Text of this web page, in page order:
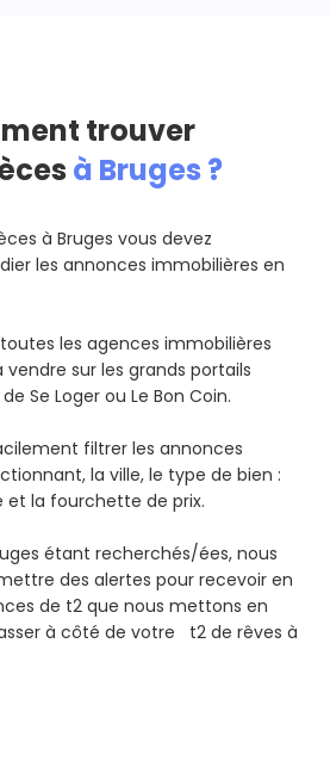
trouver
à Bruges ?
à Bruges vous devez
les annonces immobilières en
les agences immobilières
sur les grands portails
Se Loger ou Le Bon Coin.
filtrer les annonces
la ville, le type de bien :
et la fourchette de prix.
étant recherchés/ées, nous
des alertes pour recevoir en
de t2 que nous mettons en
à côté de votre t2 de rêves à